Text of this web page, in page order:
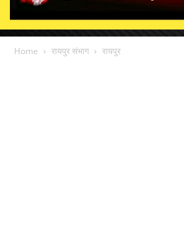
Home रायपुर संभाग रायपुर